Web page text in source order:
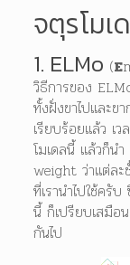
จตุรโม
1. ELMo (E
วิธีการของ
ทั้งฝั่งขาไปและข
เรียบร้อยแล้ว เว
โมเดลนี้ แล้วก็น
weight ว่าแต่ละ
ที่เรานำไปใช้ค
นี้ ก็เปรียบเสมือ
กันไป